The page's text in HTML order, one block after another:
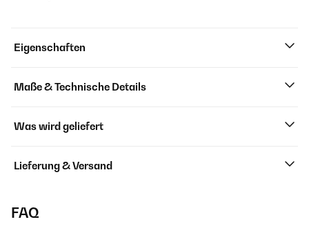
Eigenschaften
Maße & Technische Details
Was wird geliefert
Lieferung & Versand
FAQ